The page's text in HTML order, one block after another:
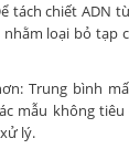
tách chiết ADN
loại bỏ tạp
Trung bình
mẫu không
lý.